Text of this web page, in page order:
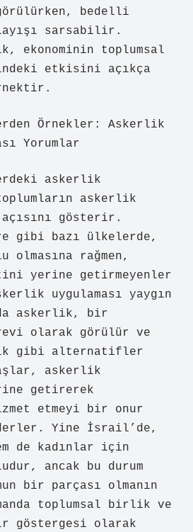
bedelli
sarsabilir.
ekonominin toplumsal
etkisini açıkça
Örnekler: Askerlik
Yorumlar
askerlik
askerlik
açısını gösterir.
gibi bazı ülkelerde,
rağmen,
yerine getirmeyenler
uygulaması yaygın
askerlik, bir
olarak görülür ve
gibi alternatifler
askerlik
getirerek
etmeyi bir onur
Yine İsrail’de,
de kadınlar için
ancak bu durum
bir parçası olmanın
toplumsal birlik ve
göstergesi olarak